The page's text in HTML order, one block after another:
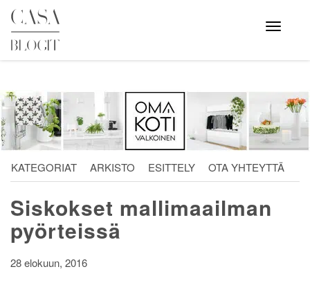
Skip
content
Avaa
valikko
KATEGORIAT ARKISTO ESITTELY OTA YHTEYTTÄ
Siskokset mallimaailman
pyörteissä
28 elokuun, 2016